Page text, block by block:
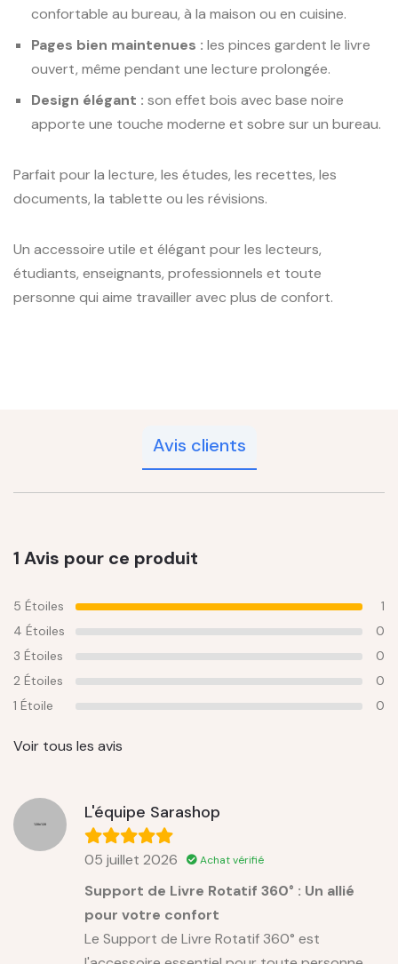
confortable au bureau, à la maison ou en cuisine.
Pages bien maintenues : les pinces gardent le livre
ouvert, même pendant une lecture prolongée.
Design élégant : son effet bois avec base noire
apporte une touche moderne et sobre sur un bureau.
Parfait pour la lecture, les études, les recettes, les
documents, la tablette ou les révisions.
Un accessoire utile et élégant pour les lecteurs,
étudiants, enseignants, professionnels et toute
personne qui aime travailler avec plus de confort.
Avis clients
1 Avis pour ce produit
5 Étoiles
1
4 Étoiles
0
3 Étoiles
0
2 Étoiles
0
1 Étoile
0
Voir tous les avis
L'équipe Sarashop
05 juillet 2026 Achat vérifié
Support de Livre Rotatif 360° : Un allié
pour votre confort
Le Support de Livre Rotatif 360° est